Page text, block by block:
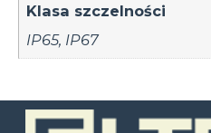
Klasa szczelności
IP65, IP67